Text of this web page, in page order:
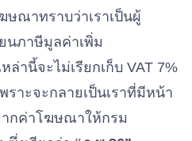
ณาทราบว่าเราเป็นผู้
นภาษีมูลค่าเพิ่ม
านี้จะไม่เรียกเก็บ VAT 7%
าะจะกลายเป็นเราที่มีหน้า
ากค่าโฆษณาให้กรม